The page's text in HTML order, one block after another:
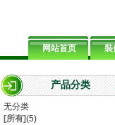
网站首页 裝
产品分类
无分类
[所有](5)